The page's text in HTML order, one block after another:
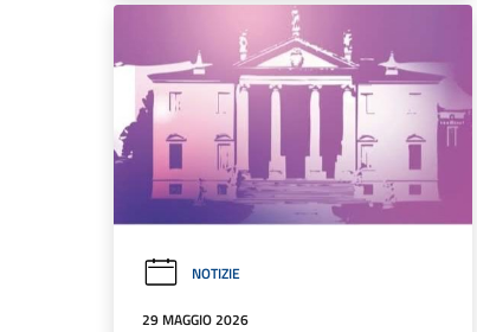
NOTIZIE
29 MAGGIO 2026